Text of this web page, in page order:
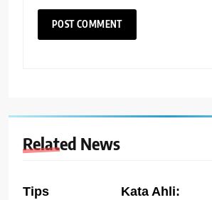
Related News
Tips
Kata Ahli: